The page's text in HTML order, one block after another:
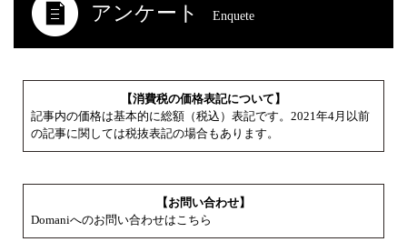
アンケート Enquete
【消費税の価格表記について】
記事内の価格は基本的に総額（税込）表記です。2021年4月以前
の記事に関しては税抜表記の場合もあります。
【お問い合わせ】
Domaniへのお問い合わせはこちら